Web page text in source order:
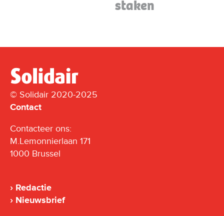
staken
© Solidair 2020-2025
Contact
Contacteer ons:
M.Lemonnierlaan 171
1000 Brussel
Redactie
Nieuwsbrief